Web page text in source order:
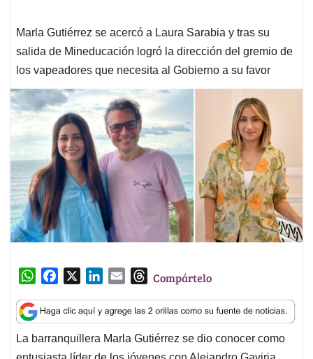
Marla Gutiérrez se acercó a Laura Sarabia y tras su
salida de Mineducación logró la dirección del gremio de
los vapeadores que necesita al Gobierno a su favor
W
a
t
s
c
e
b
n
k
e
a
i
l
T
r
e
a
Compártelo
La barranquillera Marla Gutiérrez se dio conocer como